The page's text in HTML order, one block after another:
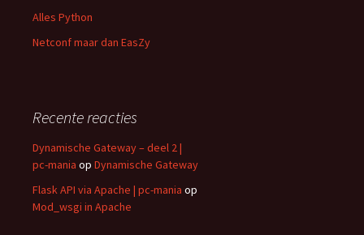
Alles Python
Netconf maar dan EasZy
Recente reacties
Dynamische Gateway – deel 2 |
pc-mania op Dynamische Gateway
Flask API via Apache | pc-mania op
Mod_wsgi in Apache